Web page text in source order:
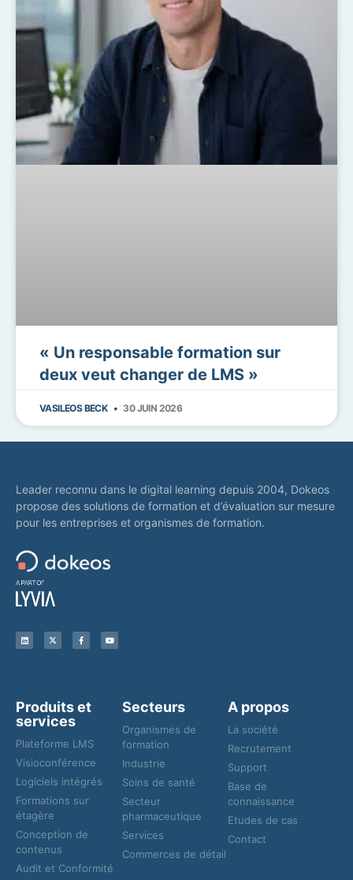
« Un responsable formation sur
deux veut changer de LMS »
VASILEOS BECK 30 JUIN 2026
Leader reconnu dans le digital learning depuis 2004, Dokeos
propose des solutions de formation et d’évaluation sur mesure
pour les entreprises et organismes de formation.
Produits et
services
Plateforme LMS
Visioconférence
Logiciels intégrés
Formations sur
étagère
Conception de
contenus
Audit et Conformité
Secteurs
Organismes de
formation
Industrie
Soins de santé
Secteur
pharmaceutique
Services
Commerces de détail
A propos
La société
Recrutement
Support
Base de
connaissance
Etudes de cas
Contact